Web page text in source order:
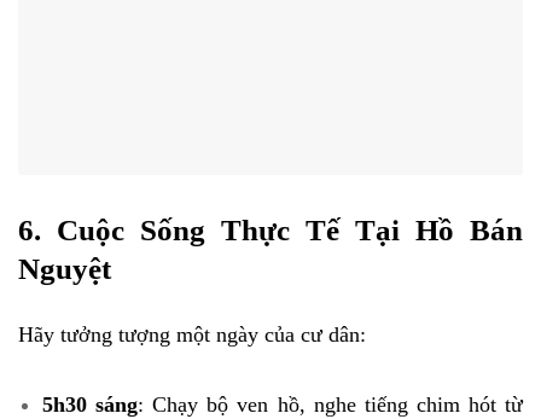
6. Cuộc Sống Thực Tế Tại Hồ Bán
Nguyệt
Hãy tưởng tượng một ngày của cư dân:
5h30 sáng: Chạy bộ ven hồ, nghe tiếng chim hót từ